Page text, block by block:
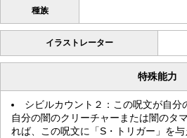
種族
イラストレーター
特殊能力
シビルカウント２：この呪文が自分
自分の闇のクリーチャーまたは闇のタ
れば、この呪文に「S・トリガー」を与